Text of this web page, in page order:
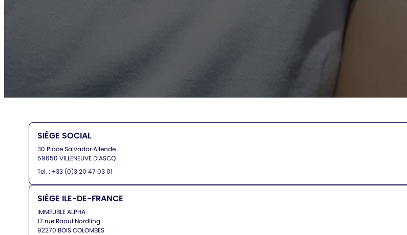
SIÈGE SOCIAL
30 Place Salvador Allende
59650 VILLENEUVE D’ASCQ
Tel. : +33 (0)3 20 47 03 01
SIÈGE ILE-DE-FRANCE
IMMEUBLE ALPHA
17 rue Raoul Nordling
92270 BOIS COLOMBES